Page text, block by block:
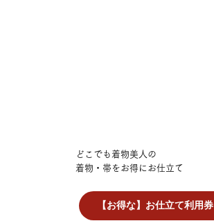
どこでも着物美人の
着物・帯をお得にお仕立て
【お得な】お仕立て利用券